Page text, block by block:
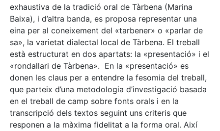
exhaustiva de la tradició oral de Tàrbena (Marina
Baixa), i d’altra banda, es proposa representar una
eina per al coneixement del «tarbener» o «parlar de
sa», la varietat dialectal local de Tàrbena. El treball
està estructurat en dos apartats: la «presentació» i el
«rondallari de Tàrbena». En la «presentació» es
donen les claus per a entendre la fesomia del treball,
que parteix d’una metodologia d’investigació basada
en el treball de camp sobre fonts orals i en la
transcripció dels textos seguint uns criteris que
responen a la màxima fidelitat a la forma oral. Així